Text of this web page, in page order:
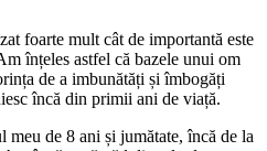
foarte mult cât de importantă este
înțeles astfel că bazele unui om
de a imbunătăți și îmbogăți
încă din primii ani de viață.
de 8 ani și jumătate, încă de la